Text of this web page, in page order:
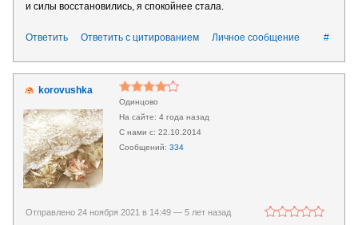
и силы восстановились, я спокойнее стала.
#
Ответить Ответить с цитированием Личное сообщение
korovushka
Одинцово
4 года назад
22.10.2014
334
Отправлено 24 ноября 2021 в 14:49 — 5 лет назад